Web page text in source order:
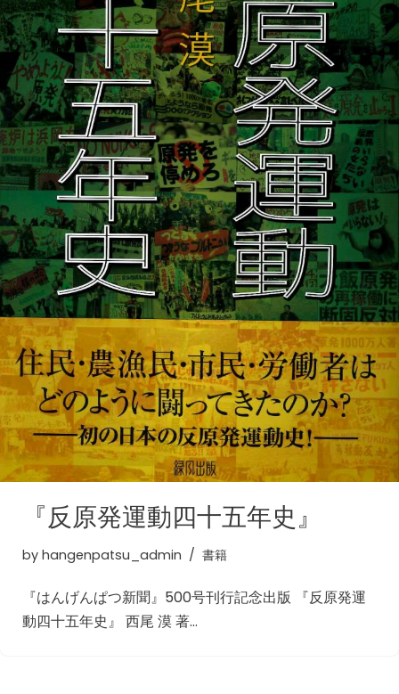
『反原発運動四十五年史』
by hangenpatsu_admin 書籍
『はんげんぱつ新聞』500号刊行記念出版 『反原発運
動四十五年史』 西尾 漠 著…